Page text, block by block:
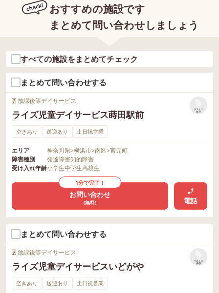
おすすめの施設です
まとめて問い合わせしましょう
すべての施設をまとめてチェック
まとめて問い合わせする
放課後等デイサービス
ライズ児童デイサービス蒔田駅前
リストに
保存
空きあり 送迎あり 土日祝営業
エリア 神奈川県>横浜市>南区>宮元町
障害種別
発達障害知的障害
受け入れ年齢小学生中学生高校生
1分で完了！
お問い合わせ
(無料) 電話
まとめて問い合わせする
放課後等デイサービス
ライズ児童デイサービスいどがや
リストに
保存
空きあり 送迎あり 土日祝営業